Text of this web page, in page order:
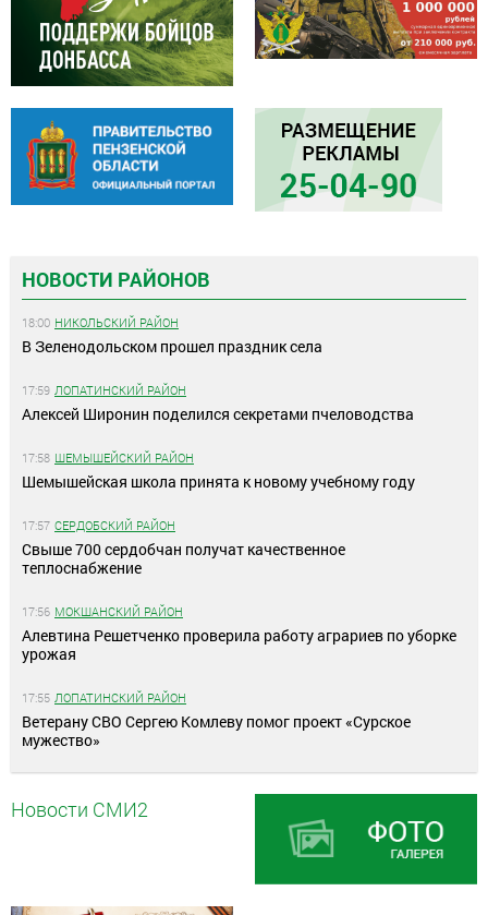
НОВОСТИ РАЙОНОВ
18:00 НИКОЛЬСКИЙ РАЙОН
В Зеленодольском прошел праздник села
17:59 ЛОПАТИНСКИЙ РАЙОН
Алексей Широнин поделился секретами пчеловодства
17:58 ШЕМЫШЕЙСКИЙ РАЙОН
Шемышейская школа принята к новому учебному году
17:57 СЕРДОБСКИЙ РАЙОН
Свыше 700 сердобчан получат качественное
теплоснабжение
17:56 МОКШАНСКИЙ РАЙОН
Алевтина Решетченко проверила работу аграриев по уборке
урожая
17:55 ЛОПАТИНСКИЙ РАЙОН
Ветерану СВО Сергею Комлеву помог проект «Сурское
мужество»
Новости СМИ2